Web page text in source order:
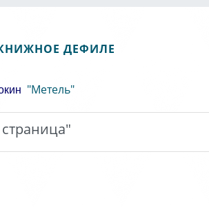
ДЕФИЛЕ
"Метель"
страница"